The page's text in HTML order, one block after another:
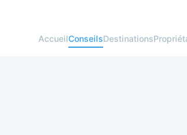
AccueilConseilsDestinations